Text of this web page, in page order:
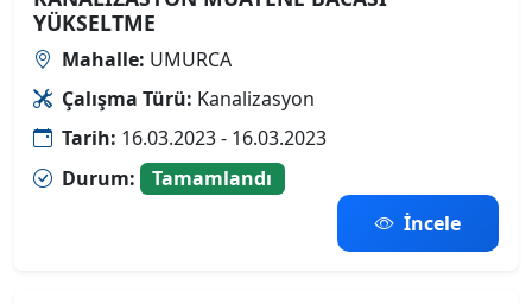
YÜKSELTME
Mahalle: UMURCA
Çalışma Türü: Kanalizasyon
Tarih: 16.03.2023 - 16.03.2023
Durum:
Tamamlandı
İncele